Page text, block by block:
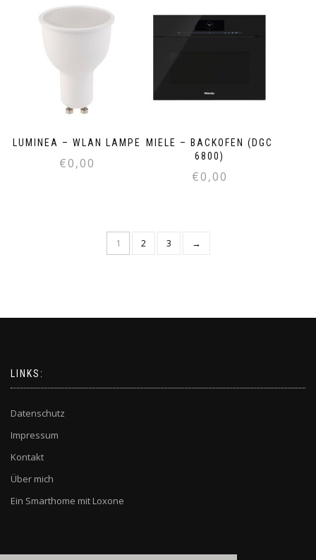
LUMINEA – WLAN LAMPE
€0,00
MIELE – BACKOFEN (DGC
6800)
€0,00
1 2 3 →
LINKS:
Datenschutz
Impressum
Kontakt
Über mich
Ein Smarthome mit Loxone